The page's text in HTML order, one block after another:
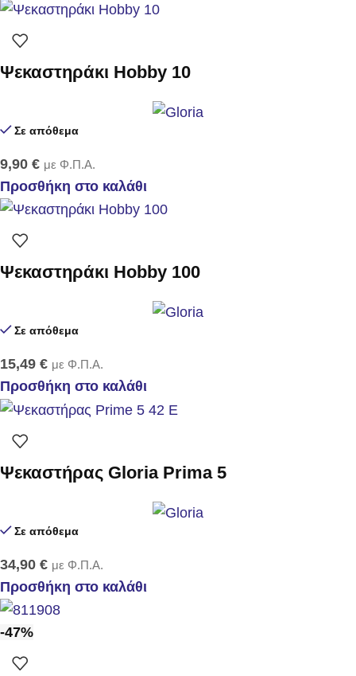
Ψεκαστηράκι Hobby 10
Σε απόθεμα
9,90 € με Φ.Π.Α.
Προσθήκη στο καλάθι
Ψεκαστηράκι Hobby 100
Σε απόθεμα
15,49 € με Φ.Π.Α.
Προσθήκη στο καλάθι
Ψεκαστήρας Gloria Prima 5
Σε απόθεμα
34,90 € με Φ.Π.Α.
Προσθήκη στο καλάθι
-47%